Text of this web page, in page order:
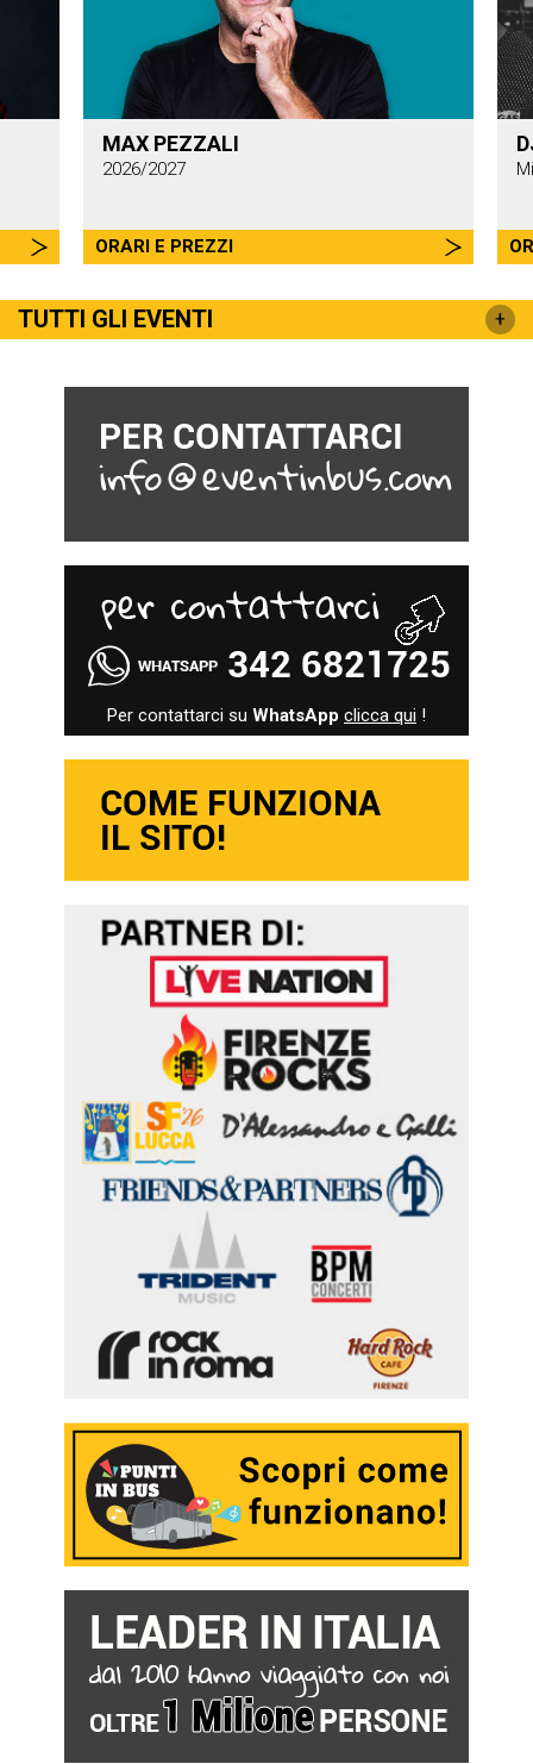
MAX PEZZALI
2026/2027
ORARI E PREZZI
TUTTI GLI EVENTI
Per contattarci su WhatsApp clicca qui !